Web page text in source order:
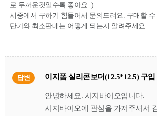
로 두꺼운것일수록 좋아요. )
시중에서 구하기 힘들어서 문의드려요. 구매할
단가와 최소판매는 어떻게 되는지 알려주세요.
답변 이지폼 실리콘보더(12.5*12.5) 구입
안녕하세요. 시지바이오입니다.
시지바이오에 관심을 가져주셔서